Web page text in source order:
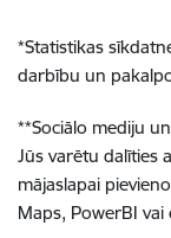
*Statistikas
darbību un
**Sociālo mediju
Jūs varētu dalīties
mājaslapai
Maps, PowerBI vai